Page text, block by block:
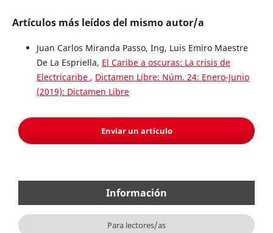
Artículos más leídos del mismo autor/a
Juan Carlos Miranda Passo, Ing, Luis Emiro Maestre
De La Espriella, El Caribe a oscuras: La crisis de
Electricaribe , Dictamen Libre: Núm. 24: Enero-Junio
(2019): Dictamen Libre
Enviar un artículo
Información
Para lectores/as